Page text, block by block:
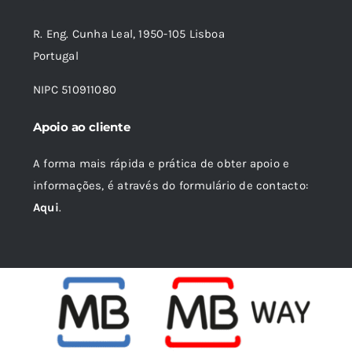
R. Eng. Cunha Leal, 1950-105 Lisboa
Portugal
NIPC 510911080
Apoio ao cliente
A forma mais rápida e prática de obter apoio e
informações, é através do formulário de contacto:
Aqui.